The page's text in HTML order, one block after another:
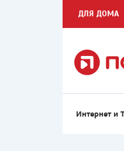
ДЛЯ ДОМА
Интернет и